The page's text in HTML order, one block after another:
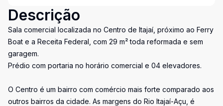
Descrição
Sala comercial localizada no Centro de Itajaí, próximo ao Ferry
Boat e a Receita Federal, com 29 m² toda reformada e sem
garagem.
Prédio com portaria no horário comercial e 04 elevadores.
O Centro é um bairro com comércio mais forte comparado aos
outros bairros da cidade. As margens do Rio Itajaí-Açu, é